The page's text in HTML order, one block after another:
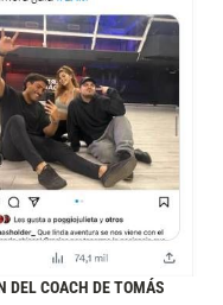
DEL COACH DE TOMÁS